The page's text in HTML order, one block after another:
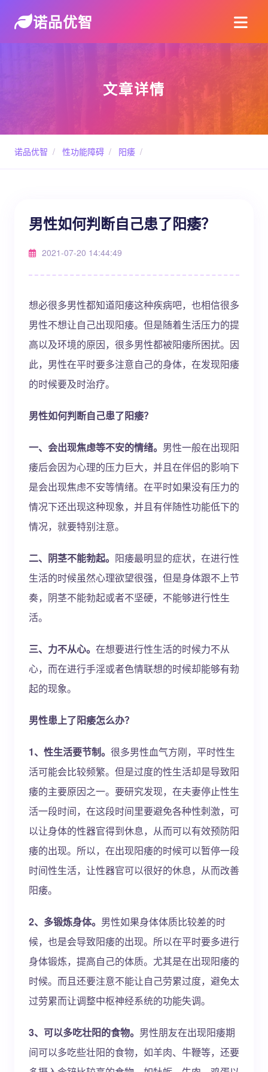
诺品优智
文章详情
诺品优智 / 性功能障碍 / 阳痿 /
男性如何判断自己患了阳痿？
2021-07-20 14:44:49
想必很多男性都知道阳痿这种疾病吧，也相信很多
男性不想让自己出现阳痿。但是随着生活压力的提
高以及环境的原因，很多男性都被阳痿所困扰。因
此，男性在平时要多注意自己的身体，在发现阳痿
的时候要及时治疗。
男性如何判断自己患了阳痿？
一、会出现焦虑等不安的情绪。 男性一般在出现阳
痿后会因为心理的压力巨大，并且在伴侣的影响下
是会出现焦虑不安等情绪。在平时如果没有压力的
情况下还出现这种现象，并且有伴随性功能低下的
情况，就要特别注意。
二、阴茎不能勃起。 阳痿最明显的症状，在进行性
生活的时候虽然心理欲望很强，但是身体跟不上节
奏，阴茎不能勃起或者不坚硬，不能够进行性生
活。
三、力不从心。 在想要进行性生活的时候力不从
心，而在进行手淫或者色情联想的时候却能够有勃
起的现象。
男性患上了阳痿怎么办？
1、性生活要节制。 很多男性血气方刚，平时性生
活可能会比较频繁。但是过度的性生活却是导致阳
痿的主要原因之一。要研究发现，在夫妻停止性生
活一段时间，在这段时间里要避免各种性刺激，可
以让身体的性器官得到休息，从而可以有效预防阳
痿的出现。所以，在出现阳痿的时候可以暂停一段
时间性生活，让性器官可以很好的休息，从而改善
阳痿。
2、多锻炼身体。 男性如果身体体质比较差的时
候，也是会导致阳痿的出现。所以在平时要多进行
身体锻炼，提高自己的体质。尤其是在出现阳痿的
时候。而且还要注意不能让自己劳累过度，避免太
过劳累而让调整中枢神经系统的功能失调。
3、可以多吃壮阳的食物。 男性朋友在出现阳痿期
间可以多吃些壮阳的食物，如羊肉、牛鞭等，还要